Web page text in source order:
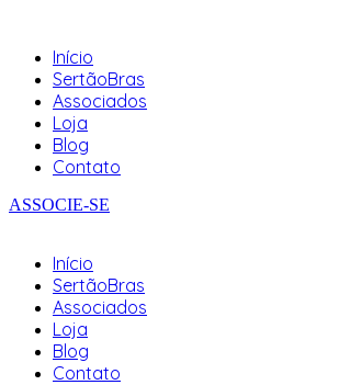
Início
SertãoBras
Associados
Loja
Blog
Contato
ASSOCIE-SE
Início
SertãoBras
Associados
Loja
Blog
Contato